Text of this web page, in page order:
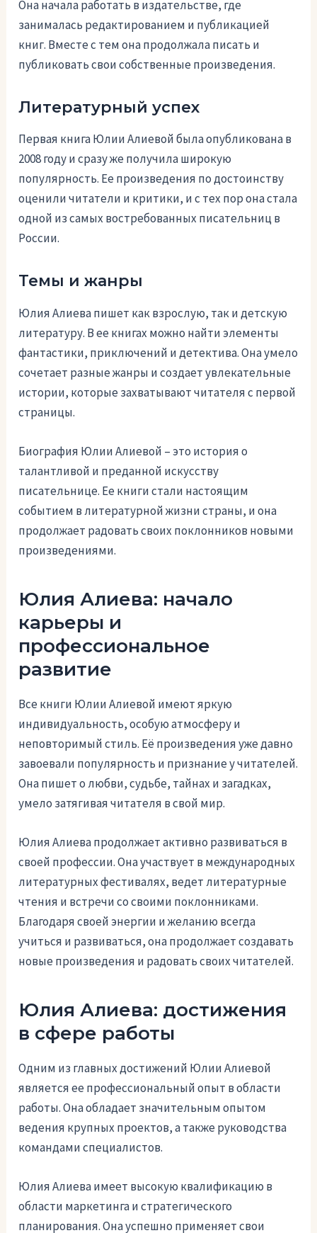
Она начала работать в издательстве, где
занималась редактированием и публикацией
книг. Вместе с тем она продолжала писать и
публиковать свои собственные произведения.
Литературный успех
Первая книга Юлии Алиевой была опубликована в
2008 году и сразу же получила широкую
популярность. Ее произведения по достоинству
оценили читатели и критики, и с тех пор она стала
одной из самых востребованных писательниц в
России.
Темы и жанры
Юлия Алиева пишет как взрослую, так и детскую
литературу. В ее книгах можно найти элементы
фантастики, приключений и детектива. Она умело
сочетает разные жанры и создает увлекательные
истории, которые захватывают читателя с первой
страницы.
Биография Юлии Алиевой – это история о
талантливой и преданной искусству
писательнице. Ее книги стали настоящим
событием в литературной жизни страны, и она
продолжает радовать своих поклонников новыми
произведениями.
Юлия Алиева: начало
карьеры и
профессиональное
развитие
Все книги Юлии Алиевой имеют яркую
индивидуальность, особую атмосферу и
неповторимый стиль. Её произведения уже давно
завоевали популярность и признание у читателей.
Она пишет о любви, судьбе, тайнах и загадках,
умело затягивая читателя в свой мир.
Юлия Алиева продолжает активно развиваться в
своей профессии. Она участвует в международных
литературных фестивалях, ведет литературные
чтения и встречи со своими поклонниками.
Благодаря своей энергии и желанию всегда
учиться и развиваться, она продолжает создавать
новые произведения и радовать своих читателей.
Юлия Алиева: достижения
в сфере работы
Одним из главных достижений Юлии Алиевой
является ее профессиональный опыт в области
работы. Она обладает значительным опытом
ведения крупных проектов, а также руководства
командами специалистов.
Юлия Алиева имеет высокую квалификацию в
области маркетинга и стратегического
планирования. Она успешно применяет свои